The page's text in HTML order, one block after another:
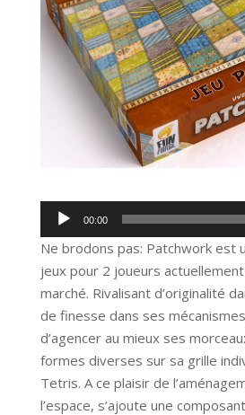
Lecteur
audio
00:00
Ne brodons pas: Patchwork est
jeux pour 2 joueurs
marché. Rivalisant d’originalité
de finesse dans ses
d’agencer au mieux ses
formes diverses sur sa grille
Tetris. A ce plaisir de
l’espace, s’ajoute une